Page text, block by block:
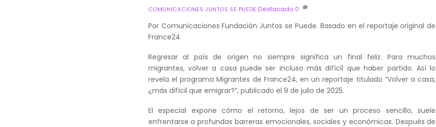
COMUNICACIONES JUNTOS SE PUEDE Destacado 0
Por Comunicaciones Fundación Juntos se Puede. Basado en el reportaje original de
France24
Regresar al país de origen no siempre significa un final feliz. Para muchos
migrantes, volver a casa puede ser incluso más difícil que haber partido. Así lo
revela el programa Migrantes de France24, en un reportaje titulado “Volver a casa,
¿más difícil que emigrar?”, publicado el 9 de julio de 2025.
El especial expone cómo el retorno, lejos de ser un proceso sencillo, suele
enfrentarse a profundas barreras emocionales, sociales y económicas. Después de